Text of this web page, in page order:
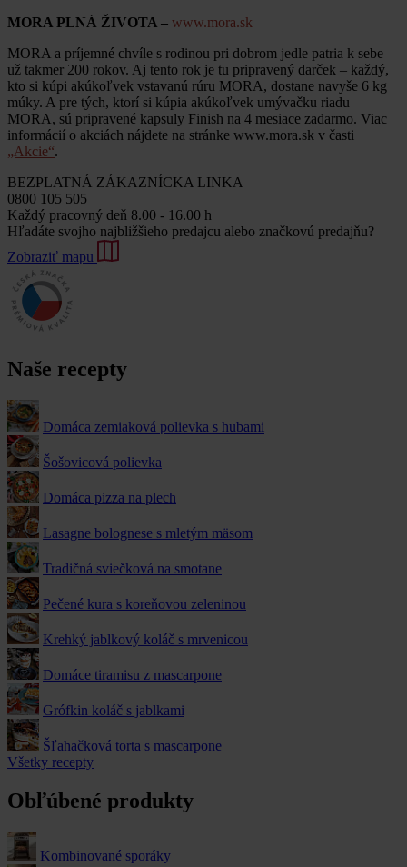
MORA PLNÁ ŽIVOTA – www.mora.sk
MORA a príjemné chvíle s rodinou pri dobrom jedle patria k sebe
už takmer 200 rokov. Aj tento rok je tu pripravený darček – každý,
kto si kúpi akúkoľvek vstavanú rúru MORA, dostane navyše 6 kg
múky. A pre tých, ktorí si kúpia akúkoľvek umývačku riadu
MORA, sú pripravené kapsuly Finish na 4 mesiace zadarmo. Viac
informácií o akciách nájdete na stránke www.mora.sk v časti
„Akcie“.
BEZPLATNÁ ZÁKAZNÍCKA LINKA
0800 105 505
Každý pracovný deň 8.00 - 16.00 h
Hľadáte svojho najbližšieho predajcu alebo značkovú predajňu?
Zobraziť mapu
Naše recepty
Domáca zemiaková polievka s hubami
Šošovicová polievka
Domáca pizza na plech
Lasagne bolognese s mletým mäsom
Tradičná sviečková na smotane
Pečené kura s koreňovou zeleninou
Krehký jablkový koláč s mrvenicou
Domáce tiramisu z mascarpone
Grófkin koláč s jablkami
Šľahačková torta s mascarpone
Všetky recepty
Obľúbené produkty
Kombinované sporáky